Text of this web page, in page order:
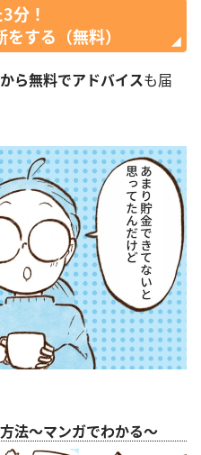
分！
する（無料）
ら無料でアドバイスも届
法～マンガでわかる～